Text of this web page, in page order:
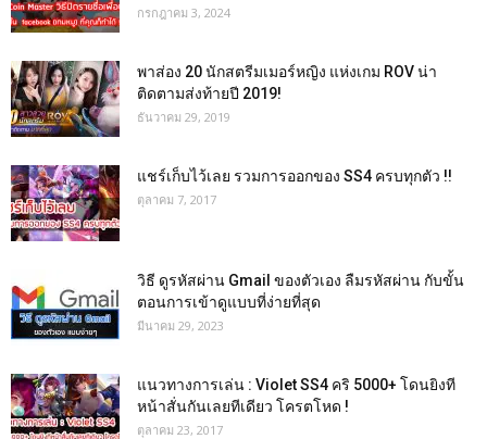
กรกฎาคม 3, 2024
พาส่อง 20 นักสตรีมเมอร์หญิง แห่งเกม ROV น่า
ติดตามส่งท้ายปี 2019!
ธันวาคม 29, 2019
แชร์เก็บไว้เลย รวมการออกของ SS4 ครบทุกตัว !!
ตุลาคม 7, 2017
วิธี ดูรหัสผ่าน Gmail ของตัวเอง ลืมรหัสผ่าน กับขั้น
ตอนการเข้าดูแบบที่ง่ายที่สุด
มีนาคม 29, 2023
แนวทางการเล่น : Violet SS4 คริ 5000+ โดนยิงที
หน้าสั่นกันเลยทีเดียว โครตโหด !
ตุลาคม 23, 2017